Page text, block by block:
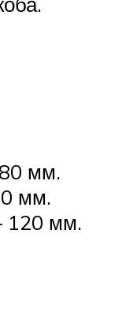
мм.
мм.
120 мм.